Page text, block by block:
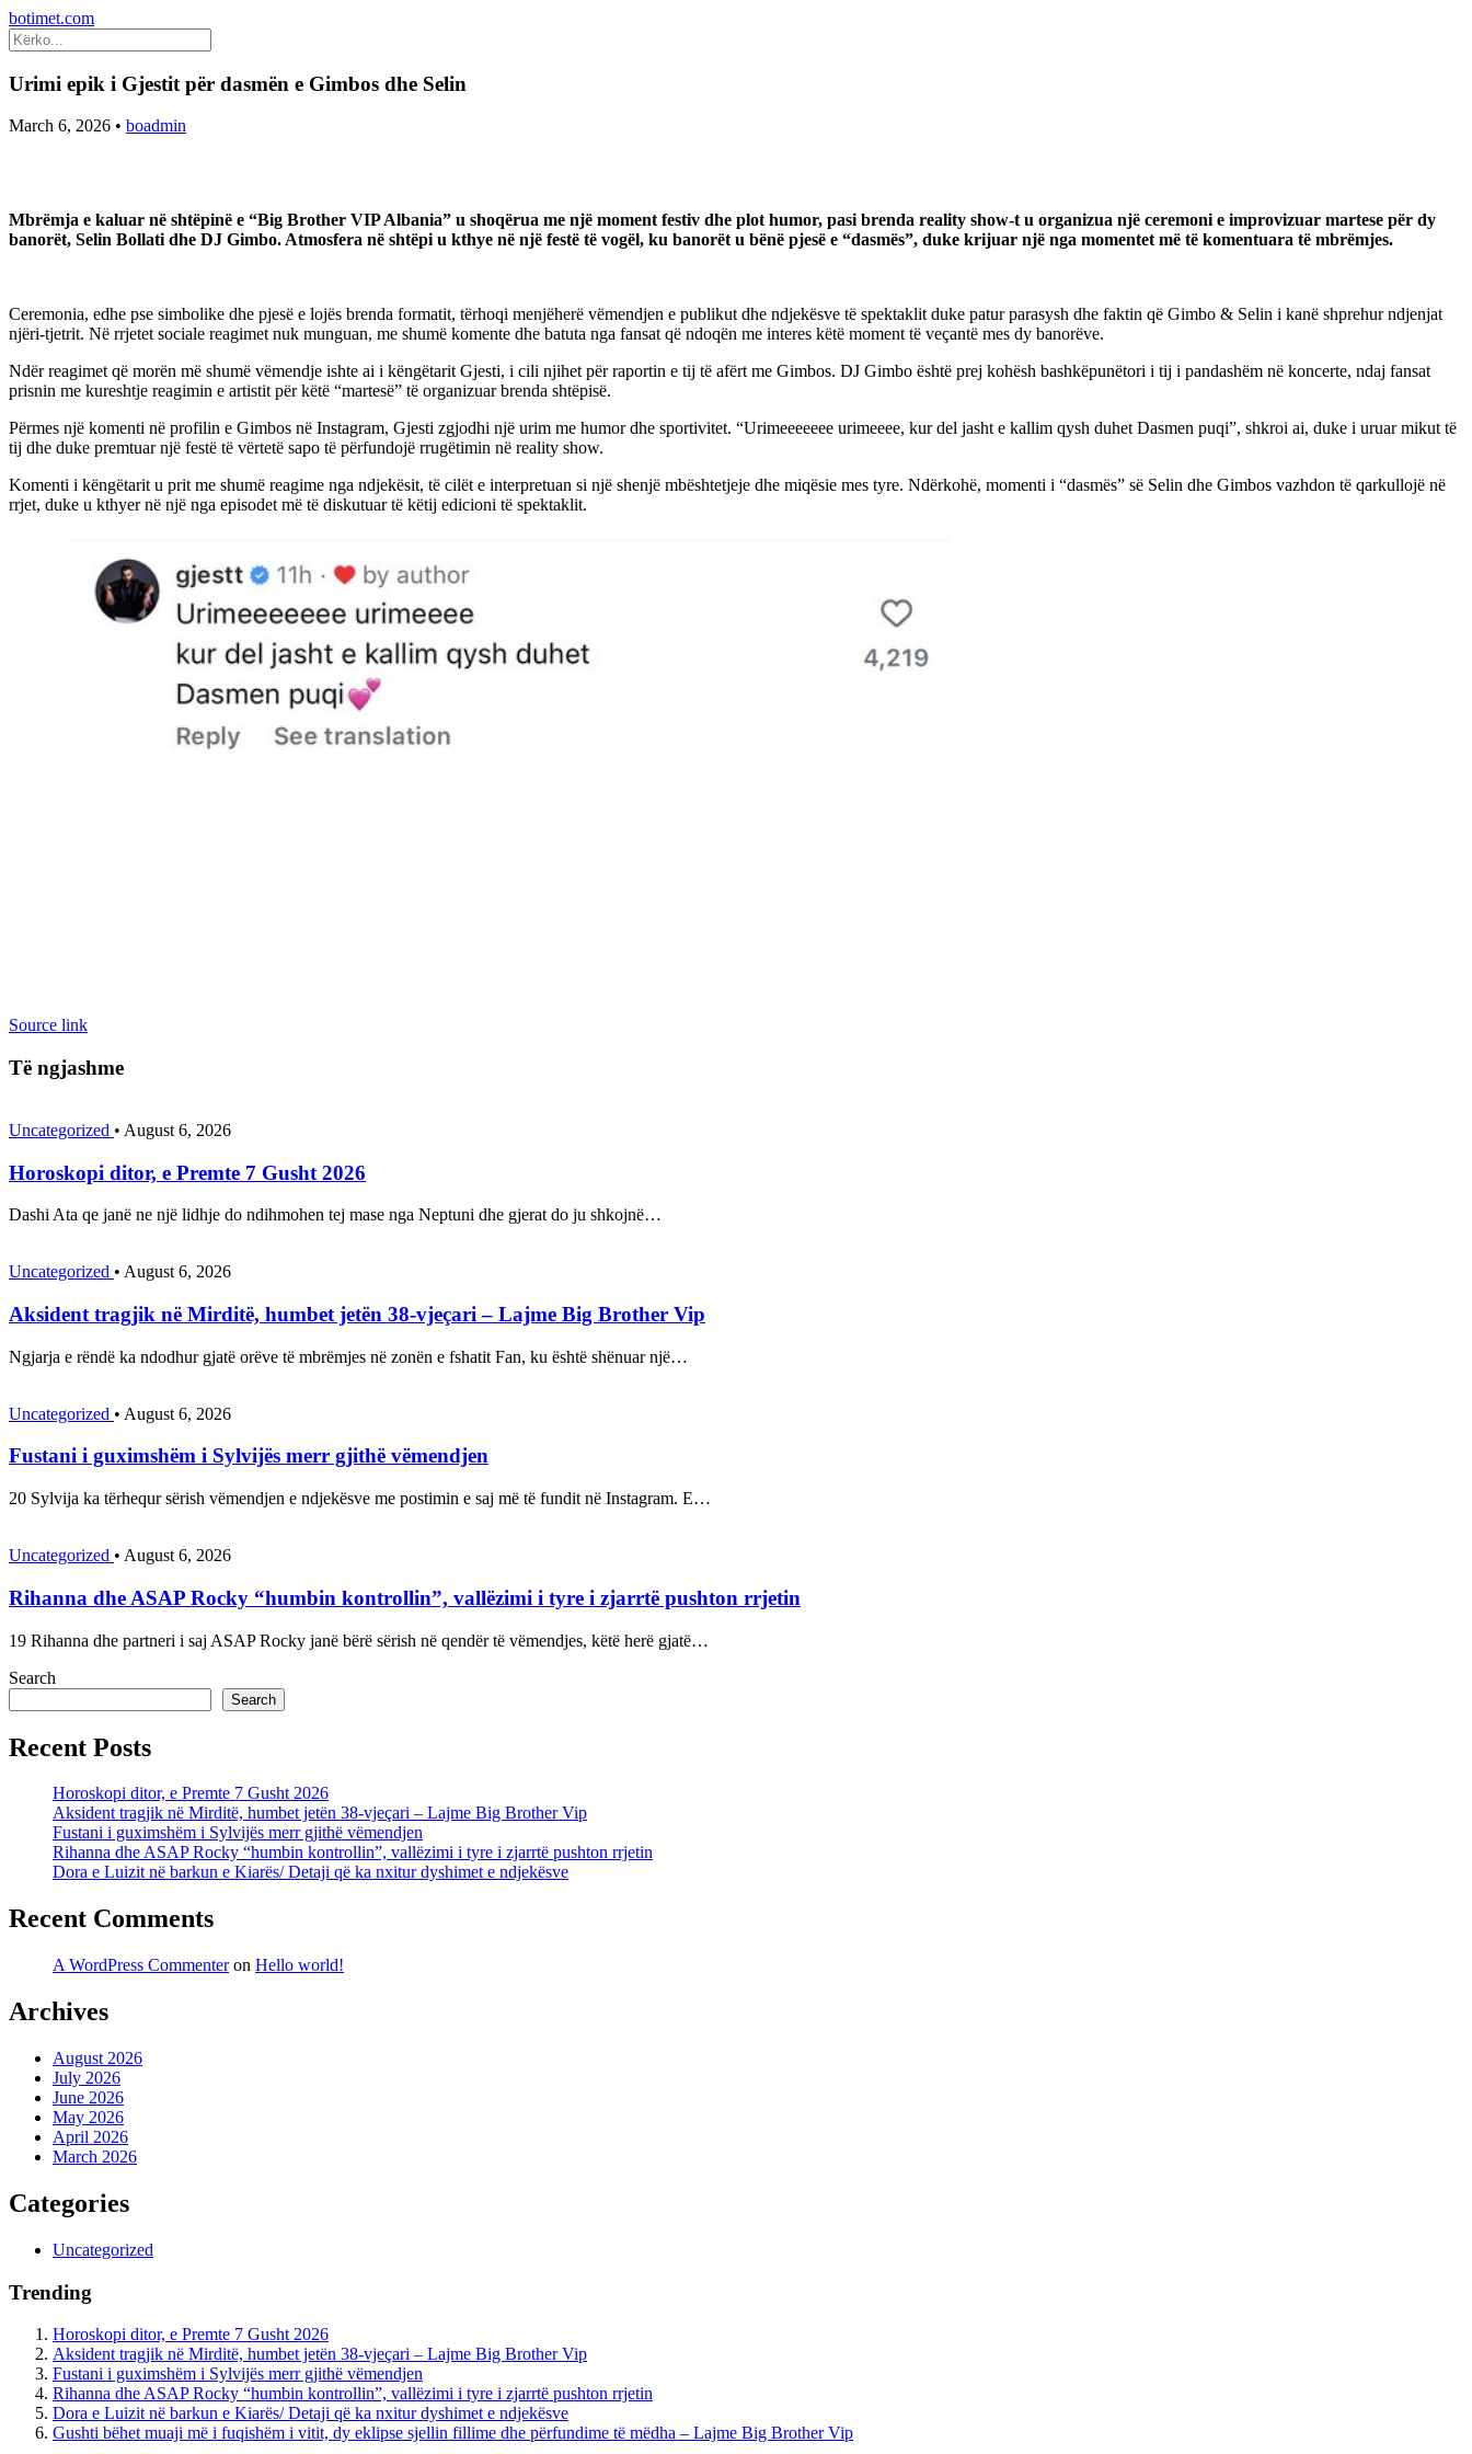
botimet.com
Urimi epik i Gjestit për dasmën e Gimbos dhe Selin
March 6, 2026 • boadmin
Mbrëmja e kaluar në shtëpinë e “Big Brother VIP Albania” u shoqërua me një moment festiv dhe plot humor, pasi brenda reality show-t u organizua një ceremoni e improvizuar martese për dy
banorët, Selin Bollati dhe DJ Gimbo. Atmosfera në shtëpi u kthye në një festë të vogël, ku banorët u bënë pjesë e “dasmës”, duke krijuar një nga momentet më të komentuara të mbrëmjes.
Ceremonia, edhe pse simbolike dhe pjesë e lojës brenda formatit, tërhoqi menjëherë vëmendjen e publikut dhe ndjekësve të spektaklit duke patur parasysh dhe faktin që Gimbo & Selin i kanë shprehur ndjenjat
njëri-tjetrit. Në rrjetet sociale reagimet nuk munguan, me shumë komente dhe batuta nga fansat që ndoqën me interes këtë moment të veçantë mes dy banorëve.
Ndër reagimet që morën më shumë vëmendje ishte ai i këngëtarit Gjesti, i cili njihet për raportin e tij të afërt me Gimbos. DJ Gimbo është prej kohësh bashkëpunëtori i tij i pandashëm në koncerte, ndaj fansat
prisnin me kureshtje reagimin e artistit për këtë “martesë” të organizuar brenda shtëpisë.
Përmes një komenti në profilin e Gimbos në Instagram, Gjesti zgjodhi një urim me humor dhe sportivitet. “Urimeeeeeee urimeeee, kur del jasht e kallim qysh duhet Dasmen puqi”, shkroi ai, duke i uruar mikut të
tij dhe duke premtuar një festë të vërtetë sapo të përfundojë rrugëtimin në reality show.
Komenti i këngëtarit u prit me shumë reagime nga ndjekësit, të cilët e interpretuan si një shenjë mbështetjeje dhe miqësie mes tyre. Ndërkohë, momenti i “dasmës” së Selin dhe Gimbos vazhdon të qarkullojë në
rrjet, duke u kthyer në një nga episodet më të diskutuar të këtij edicioni të spektaklit.
Source link
Të ngjashme
Uncategorized • August 6, 2026
Horoskopi ditor, e Premte 7 Gusht 2026
Dashi Ata qe janë ne një lidhje do ndihmohen tej mase nga Neptuni dhe gjerat do ju shkojnë…
Uncategorized • August 6, 2026
Aksident tragjik në Mirditë, humbet jetën 38-vjeçari – Lajme Big Brother Vip
Ngjarja e rëndë ka ndodhur gjatë orëve të mbrëmjes në zonën e fshatit Fan, ku është shënuar një…
Uncategorized • August 6, 2026
Fustani i guximshëm i Sylvijës merr gjithë vëmendjen
20 Sylvija ka tërhequr sërish vëmendjen e ndjekësve me postimin e saj më të fundit në Instagram. E…
Uncategorized • August 6, 2026
Rihanna dhe ASAP Rocky “humbin kontrollin”, vallëzimi i tyre i zjarrtë pushton rrjetin
19 Rihanna dhe partneri i saj ASAP Rocky janë bërë sërish në qendër të vëmendjes, këtë herë gjatë…
Search
Search
Recent Posts
Horoskopi ditor, e Premte 7 Gusht 2026
Aksident tragjik në Mirditë, humbet jetën 38-vjeçari – Lajme Big Brother Vip
Fustani i guximshëm i Sylvijës merr gjithë vëmendjen
Rihanna dhe ASAP Rocky “humbin kontrollin”, vallëzimi i tyre i zjarrtë pushton rrjetin
Dora e Luizit në barkun e Kiarës/ Detaji që ka nxitur dyshimet e ndjekësve
Recent Comments
A WordPress Commenteron Hello world!
Archives
August 2026
July 2026
June 2026
May 2026
April 2026
March 2026
Categories
Uncategorized
Trending
Horoskopi ditor, e Premte 7 Gusht 2026
Aksident tragjik në Mirditë, humbet jetën 38-vjeçari – Lajme Big Brother Vip
Fustani i guximshëm i Sylvijës merr gjithë vëmendjen
Rihanna dhe ASAP Rocky “humbin kontrollin”, vallëzimi i tyre i zjarrtë pushton rrjetin
Dora e Luizit në barkun e Kiarës/ Detaji që ka nxitur dyshimet e ndjekësve
Gushti bëhet muaji më i fuqishëm i vitit, dy eklipse sjellin fillime dhe përfundime të mëdha – Lajme Big Brother Vip